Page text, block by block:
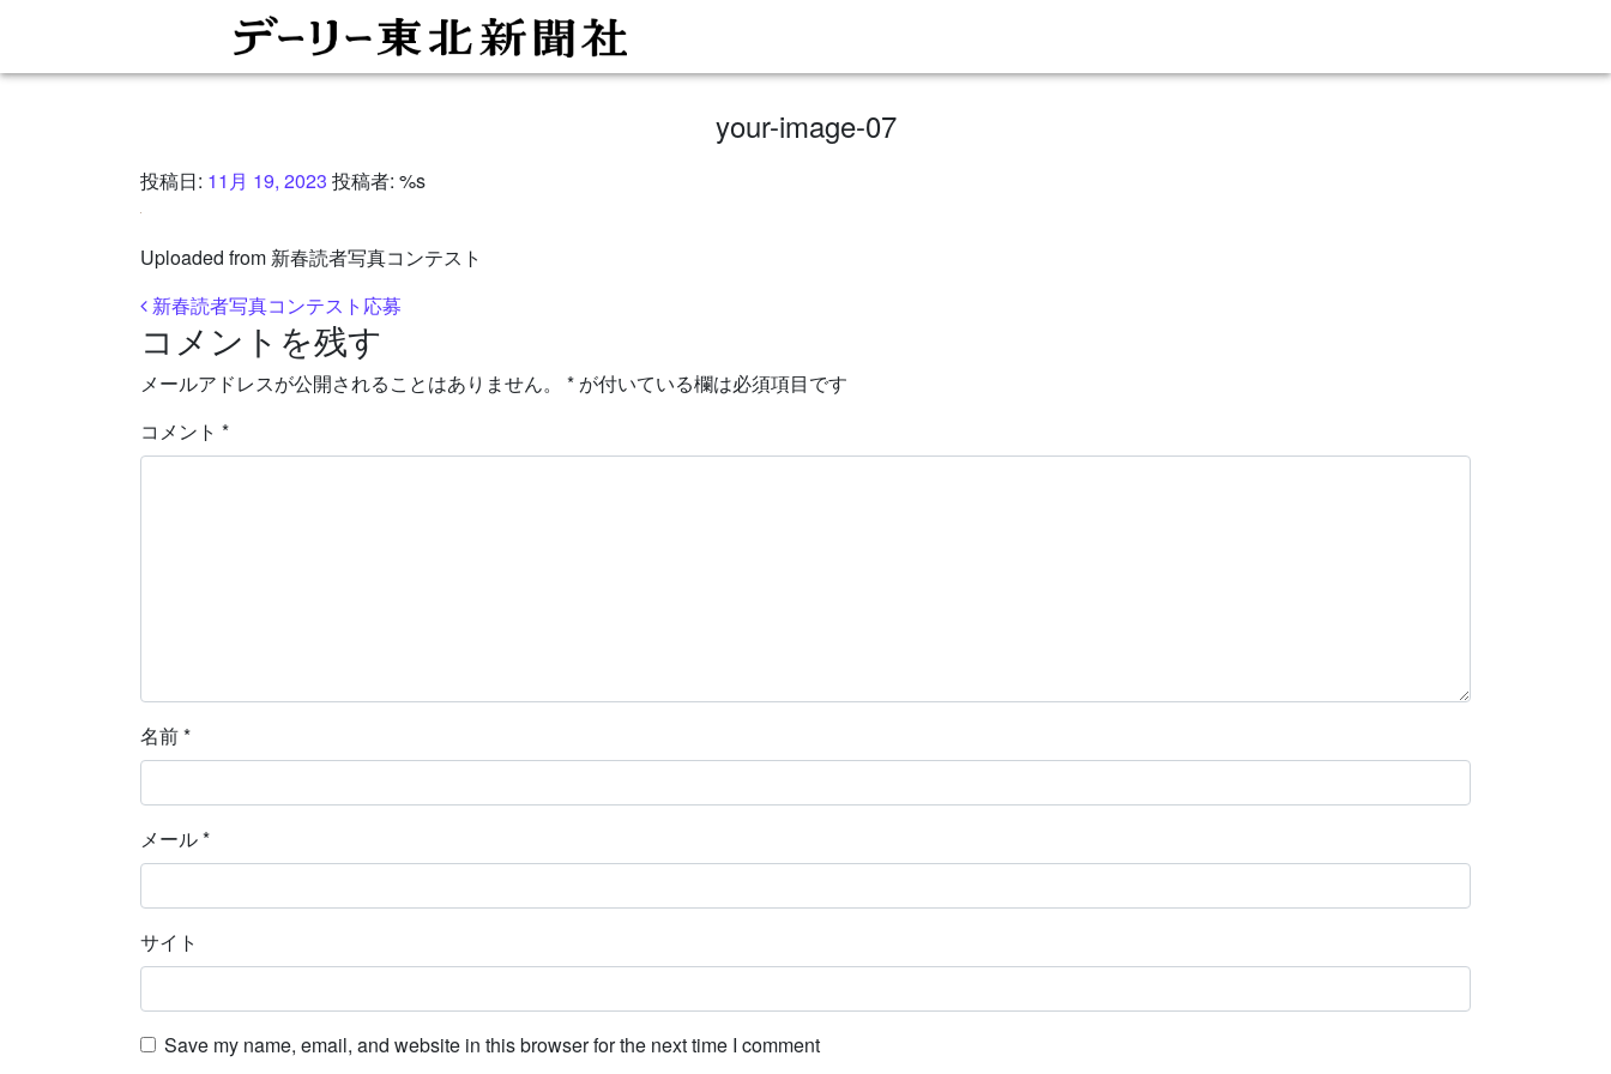
your-image-07
投稿日: 11月 19, 2023 投稿者: %s
Uploaded from 新春読者写真コンテスト
投稿ナビゲーション
新春読者写真コンテスト応募
コメントを残す
メールアドレスが公開されることはありません。 * が付いている欄は必須項目です
コメント *
名前*
メール*
サイト
Save my name, email, and website in this browser for the next time I comment